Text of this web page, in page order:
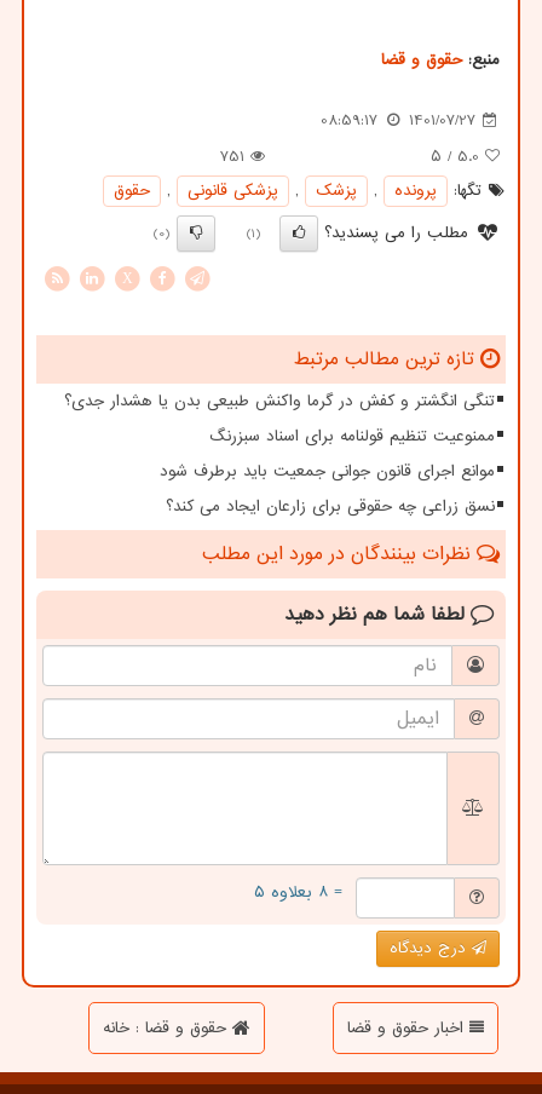
منبع:حقوق و قضا
1401/07/27
08:59:17
5.0 / ۵
751
تگها:
پرونده , پزشك , پزشكی قانونی ,
حقوق
مطلب را می پسندید؟
(1)
(0)
X
تازه ترین مطالب مرتبط
تنگی انگشتر و کفش در گرما واکنش طبیعی بدن یا هشدار جدی؟
ممنوعیت تنظیم قولنامه برای اسناد سبزرنگ
موانع اجرای قانون جوانی جمعیت باید برطرف شود
نسق زراعی چه حقوقی برای زارعان ایجاد می کند؟
نظرات بینندگان در مورد این مطلب
لطفا شما هم نظر دهید
= ۸ بعلاوه ۵
درج دیدگاه
اخبار حقوق و قضا حقوق و قضا : خانه